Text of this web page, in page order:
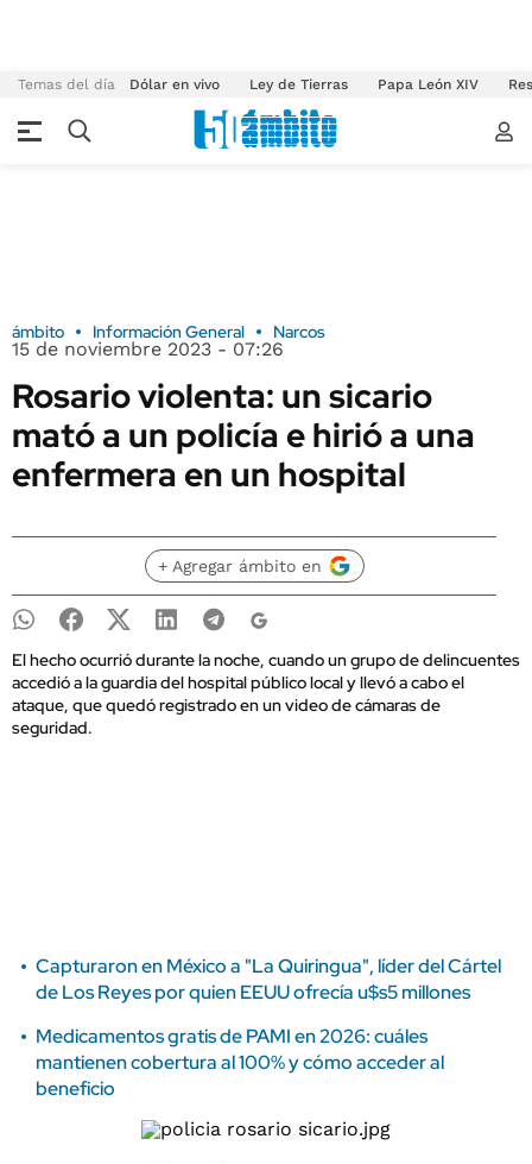
Temas del día Dólar en vivo Ley de Tierras Papa León XIV
ámbito Información General Narcos
15 de noviembre 2023 - 07:26
Rosario violenta: un sicario
mató a un policía e hirió a una
enfermera en un hospital
+ Agregar ámbito en
El hecho ocurrió durante la noche, cuando un grupo de delincuentes
accedió a la guardia del hospital público local y llevó a cabo el
ataque, que quedó registrado en un video de cámaras de
seguridad.
Capturaron en México a "La Quiringua", líder del Cártel
de Los Reyes por quien EEUU ofrecía u$s5 millones
Medicamentos gratis de PAMI en 2026: cuáles
mantienen cobertura al 100% y cómo acceder al
beneficio